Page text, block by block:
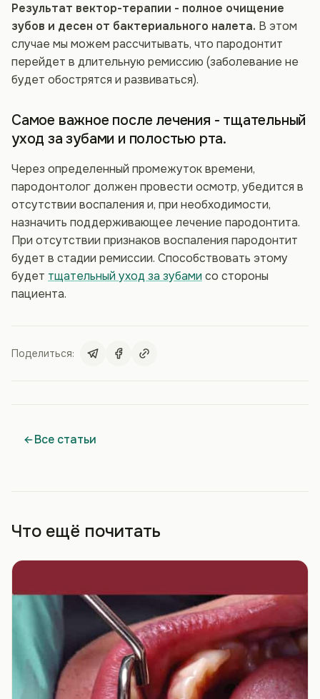
Результат вектор-терапии - полное очищение
зубов и десен от бактериального налета. В этом
случае мы можем рассчитывать, что пародонтит
перейдет в длительную ремиссию (заболевание не
будет обострятся и развиваться).
Самое важное после лечения - тщательный
уход за зубами и полостью рта.
Через определенный промежуток времени,
пародонтолог должен провести осмотр, убедится в
отсутствии воспаления и, при необходимости,
назначить поддерживающее лечение пародонтита.
При отсутствии признаков воспаления пародонтит
будет в стадии ремиссии. Способствовать этому
будет тщательный уход за зубами со стороны
пациента.
Поделиться:
Все статьи
Что ещё почитать